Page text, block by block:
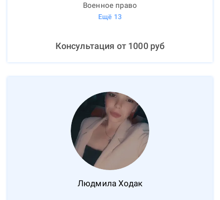
Военное право
Ещё 13
Консультация от 1000руб
Людмила Ходак